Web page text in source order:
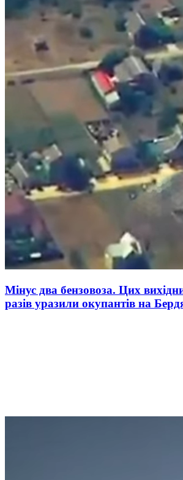
Мінус два бензовоза. Цих
разів уразили окупантів на